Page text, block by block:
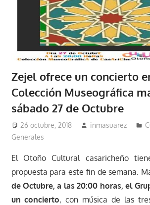
Zejel ofrece un concierto
Colección Museográfica
sábado 27 de Octubre
26 octubre, 2018 inmasuarez
Generales
El Otoño Cultural casaricheño
propuesta para este fin de semana.
de Octubre, a las 20:00 horas, el
un concierto, con música de las